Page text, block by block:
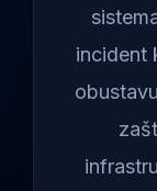
incident